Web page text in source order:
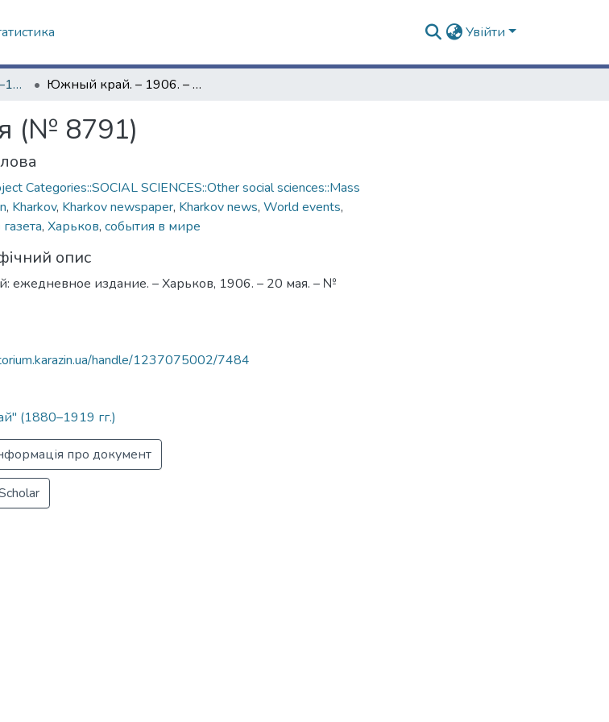
Увійти
"Южный край" (1880–1919 гг.) Южный край. – 1906. – 20 мая (№ 8791)
(№ 8791)
Categories::SOCIAL SCIENCES::Other social sciences::Mass
, Kharkov, Kharkov newspaper, Kharkov news, World events,
, Харьков, события в мире
опис
ежедневное издание. – Харьков, 1906. – 20 мая. – №
handle/1237075002/7484
(1880–1919 гг.)
про документ